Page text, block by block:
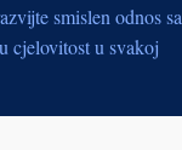
smislen odnos sa
cjelovitost u svakoj